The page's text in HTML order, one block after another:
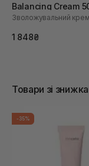
Balancing Cream
Зволожувальний крем
1 848₴
Товари зі
-35%